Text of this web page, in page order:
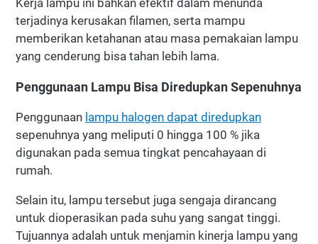
Kerja lampu ini bahkan efektif dalam menunda
terjadinya kerusakan filamen, serta mampu
memberikan ketahanan atau masa pemakaian lampu
yang cenderung bisa tahan lebih lama.
Penggunaan Lampu Bisa Diredupkan Sepenuhnya
Penggunaan lampu halogen dapat diredupkan
sepenuhnya yang meliputi 0 hingga 100 % jika
digunakan pada semua tingkat pencahayaan di
rumah.
Selain itu, lampu tersebut juga sengaja dirancang
untuk dioperasikan pada suhu yang sangat tinggi.
Tujuannya adalah untuk menjamin kinerja lampu yang